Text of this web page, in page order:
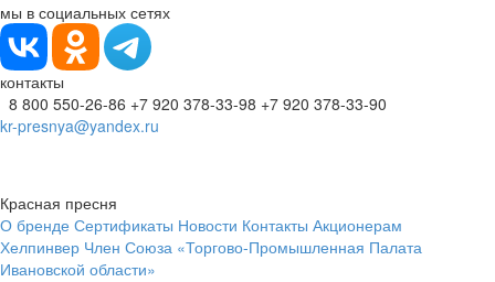
мы в социальных сетях
контакты
8 800 550-26-86 +7 920 378-33-98 +7 920 378-33-90
kr-presnya@yandex.ru
Красная пресня
О бренде Сертификаты Новости Контакты Акционерам
Хелпинвер Член Союза «Торгово-Промышленная Палата
Ивановской области»